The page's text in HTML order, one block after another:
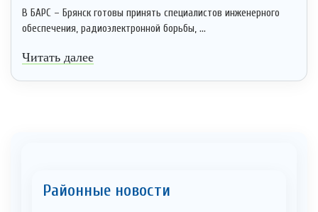
В БАРС – Брянск готовы принять специалистов инженерного
обеспечения, радиоэлектронной борьбы, ...
Читать далее
Районные новости